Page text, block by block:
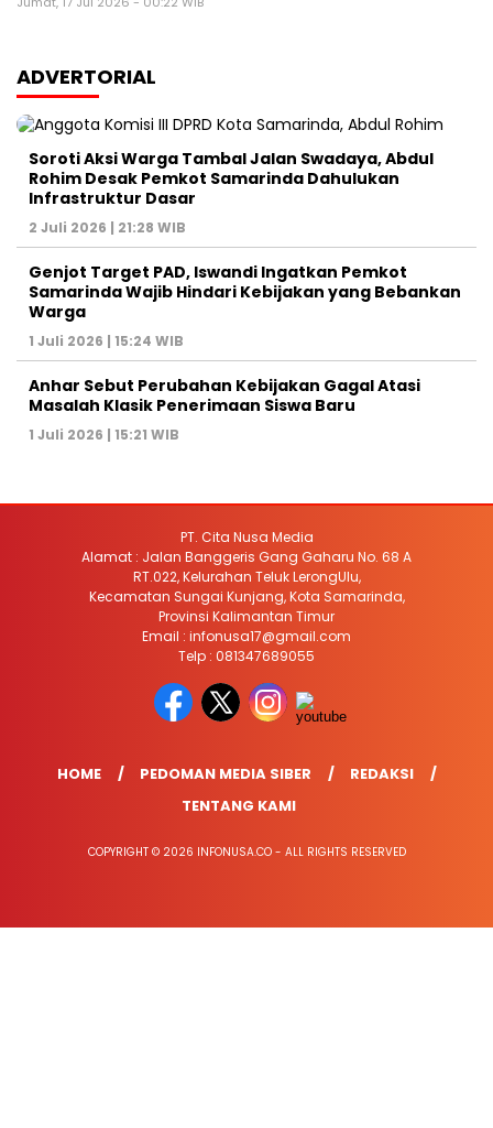
ADVERTORIAL
Soroti Aksi Warga Tambal Jalan Swadaya, Abdul
Rohim Desak Pemkot Samarinda Dahulukan
Infrastruktur Dasar
2 Juli 2026 | 21:28 WIB
Genjot Target PAD, Iswandi Ingatkan Pemkot
Samarinda Wajib Hindari Kebijakan yang Bebankan
Warga
1 Juli 2026 | 15:24 WIB
Anhar Sebut Perubahan Kebijakan Gagal Atasi
Masalah Klasik Penerimaan Siswa Baru
1 Juli 2026 | 15:21 WIB
PT. Cita Nusa Media
Alamat : Jalan Banggeris Gang Gaharu No. 68 A
RT.022, Kelurahan Teluk LerongUlu,
Kecamatan Sungai Kunjang, Kota Samarinda,
Provinsi Kalimantan Timur
Email : infonusa17@gmail.com
Telp : 081347689055
HOME PEDOMAN MEDIA SIBER
REDAKSI
TENTANG KAMI
COPYRIGHT © 2026 INFONUSA.CO - ALL RIGHTS RESERVED